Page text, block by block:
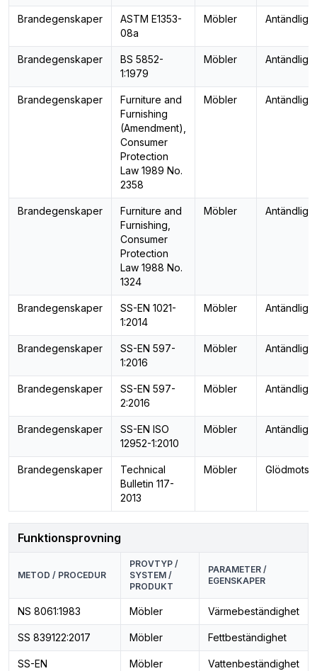
Brandegenskaper
ASTM E1353-
08a
Möbler
Brandegenskaper
BS 5852-
1:1979
Möbler
Brandegenskaper
Furniture and
Furnishing
(Amendment),
Consumer
Protection
Law 1989 No.
2358
Möbler
Brandegenskaper
Furniture and
Furnishing,
Consumer
Protection
Law 1988 No.
1324
Möbler
Brandegenskaper
SS-EN 1021-
1:2014
Möbler
Brandegenskaper
SS-EN 597-
1:2016
Möbler
Brandegenskaper
SS-EN 597-
2:2016
Möbler
Brandegenskaper
SS-EN ISO
12952-1:2010
Möbler
Brandegenskaper
Technical
Bulletin 117-
2013
Möbler
Funktionsprovning
METOD / PROCEDUR
PROVTYP /
SYSTEM /
PRODUKT
PARAMETER /
EGENSKAPER
NS 8061:1983 Möbler Värmebeständighet
SS 839122:2017 Möbler Fettbeständighet
SS-EN
Möbler Vattenbeständighet